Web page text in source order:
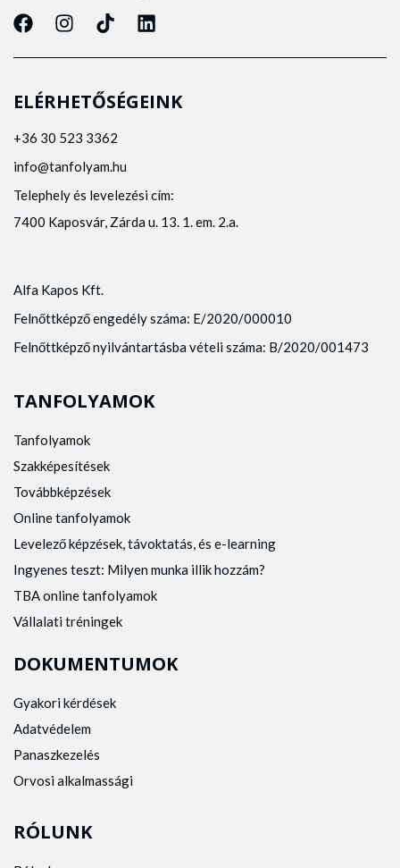
ELÉRHETŐSÉGEINK
+36 30 523 3362
info@tanfolyam.hu
Telephely és levelezési cím:
7400 Kaposvár, Zárda u. 13. 1. em. 2.a.
Alfa Kapos Kft.
Felnőttképző engedély száma: E/2020/000010
Felnőttképző nyilvántartásba vételi száma: B/2020/001473
TANFOLYAMOK
Tanfolyamok
Szakképesítések
Továbbképzések
Online tanfolyamok
Levelező képzések, távoktatás, és e-learning
Ingyenes teszt: Milyen munka illik hozzám?
TBA online tanfolyamok
Vállalati tréningek
DOKUMENTUMOK
Gyakori kérdések
Adatvédelem
Panaszkezelés
Orvosi alkalmassági
RÓLUNK